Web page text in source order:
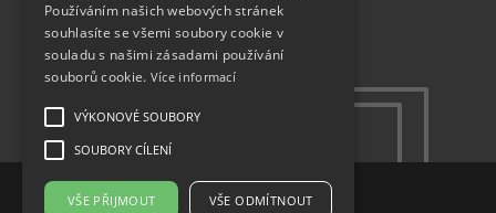
Semináře
Konfigurátor
Kontakty
© 2023
Používáním našich webových stránek
souhlasíte se všemi soubory cookie v
souladu s našimi zásadami používání
souborů cookie. Více informací
VÝKONOVÉ SOUBORY
SOUBORY CÍLENÍ
VŠE PŘIJMOUT VŠE ODMÍTNOUT